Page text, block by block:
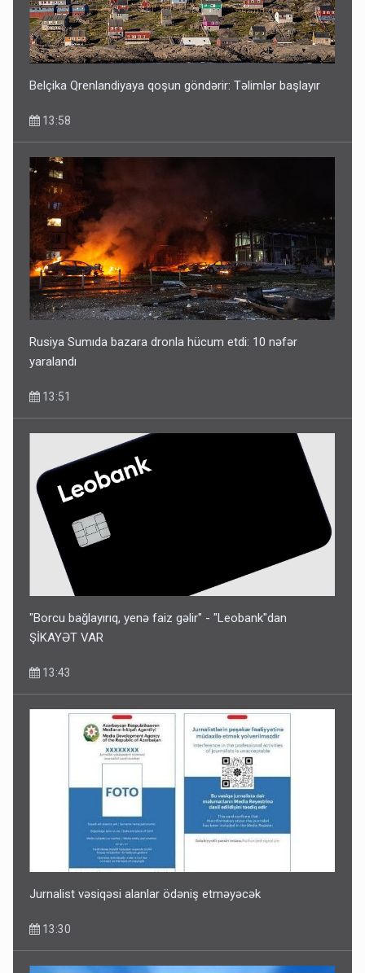
Belçika Qrenlandiyaya qoşun göndərir: Təlimlər başlayır
13:58
Rusiya Sumıda bazara dronla hücum etdi: 10 nəfər
yaralandı
13:51
"Borcu bağlayırıq, yenə faiz gəlir" - "Leobank"dan
ŞİKAYƏT VAR
13:43
Jurnalist vəsiqəsi alanlar ödəniş etməyəcək
13:30